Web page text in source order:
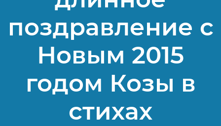
поздравление с
Новым 2015
годом Козы в
стихах